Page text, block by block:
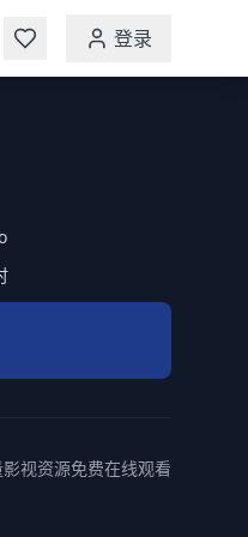
登录
视资源免费在线观看